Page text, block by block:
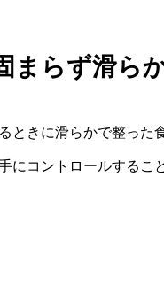
まらず滑ら
ときに滑らかで整った
にコントロールする